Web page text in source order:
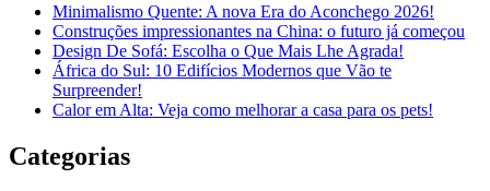
Minimalismo Quente: A nova Era do Aconchego 2026!
Construções impressionantes na China: o futuro já começou
Design De Sofá: Escolha o Que Mais Lhe Agrada!
África do Sul: 10 Edifícios Modernos que Vão te
Surpreender!
Calor em Alta: Veja como melhorar a casa para os pets!
Categorias